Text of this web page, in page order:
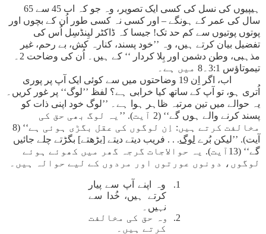
ہیپیوں کی نسل کی کسی ایک تصویر، وہ جو کہ اب 45 سے 65
سال کی عمر کے ہونگے – اور کسی نہ کسی طور اُن کے بچوں اور
پوتوں پوتیوں سے کم حد تک! جیسا کہ ڈاکٹر لیِنڈسِل اُس کی
تفضیل بیان کرتے ہیں، وہ ’’خود پسند، کنارہ کش، بے رحم، غیر
تیموتاؤس 3:1۔8 میں ہے۔
اب، اگر اِن 19 وضاحتوں میں سے کوئی ایک آپ پر پوری
اُتری ہو، تو آپ کے ساتھ کیا خرابی ہے؟ لفظ ’’لوگ‘‘ پر غور کریں۔
یہ حوالے میں تین مرتبہ ظاہر ہوا ہے۔ ’’لوگ خود اپنی ذات کو
پسند کرنے والے ہوں گے‘‘ (2 آیت). ’’یہ لوگ بھی حق کی
مخالفت کرتے ہیں: اِن لوگوں کی عقل بگڑی ہوئی ہے‘‘ (8
آیت). ’’لیکن بُرے لوگ. . . فریب دیتے دیتے [بڑھتے] بگڑتے چلے جائیں
گے‘‘ (13آیت). یہ حوالاجات گرجہ گھر میں کھوئے ہوئے
لوگوں، دونوں عورتوں اور مردوں کے لیے حوالہ ہیں۔
1. وہ اپنے آپ سے پیار
کرتے ہیں، خُدا سے
نہیں۔
2. وہ حق کی مخالفت
کرتے ہیں۔